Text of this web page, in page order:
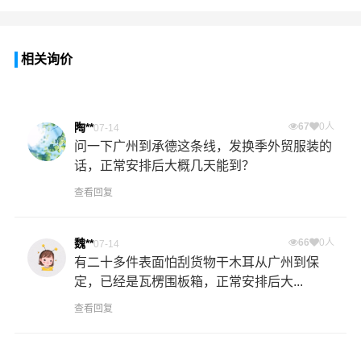
相关询价
陶**07-14 67 0人
问一下广州到承德这条线，发换季外贸服装的
话，正常安排后大概几天能到？
查看回复
魏**07-14 66 0人
有二十多件表面怕刮货物干木耳从广州到保
定，已经是瓦楞围板箱，正常安排后大...
查看回复